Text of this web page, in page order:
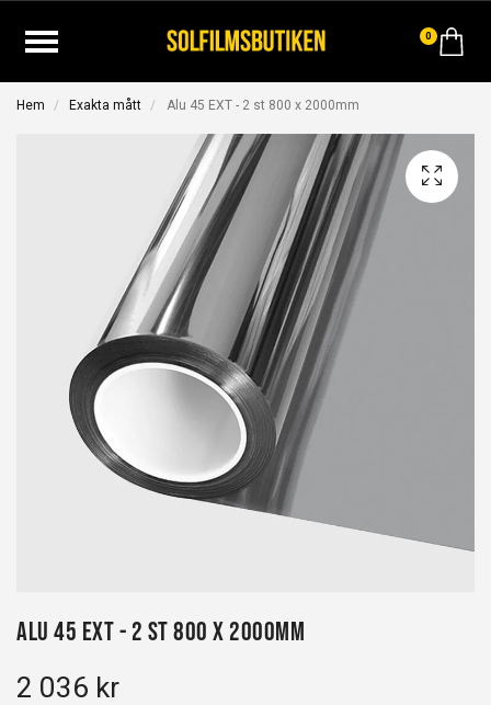
0
Hem Exakta mått Alu 45 EXT - 2 st 800 x 2000mm
Alu 45 EXT - 2 st 800 x 2000mm
2 036 kr